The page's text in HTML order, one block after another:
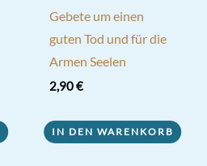
Gebete um einen
guten Tod und für die
Armen Seelen
2,90€
IN DEN WARENKORB